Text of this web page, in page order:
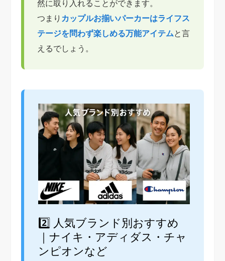
然に取り入れることができます。
つまり カップルお揃いパーカーはライフス
テージを問わず楽しめる万能アイテムと言
えるでしょう。
2️⃣ 人気ブランド別おすすめ
｜ナイキ・アディダス・チャ
ンピオンなど